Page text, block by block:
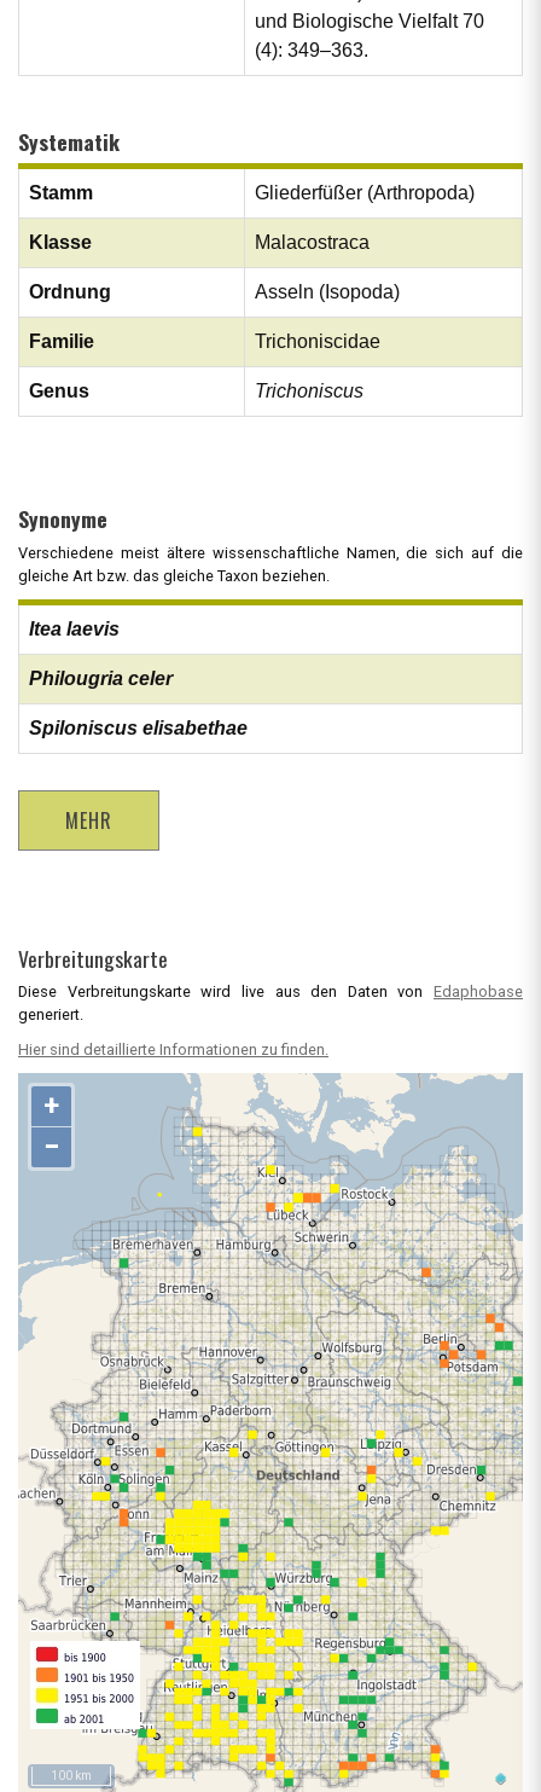
und Biologische Vielfalt 70
(4): 349–363.
Systematik
Stamm Gliederfüßer (Arthropoda)
Klasse Malacostraca
Ordnung Asseln (Isopoda)
Familie Trichoniscidae
Genus Trichoniscus
Synonyme
Verschiedene meist ältere wissenschaftliche Namen, die sich auf die
gleiche Art bzw. das gleiche Taxon beziehen.
Itea laevis
Philougria celer
Spiloniscus elisabethae
MEHR
Verbreitungskarte
Diese Verbreitungskarte wird live aus den Daten von Edaphobase
generiert.
Hier sind detaillierte Informationen zu finden.
+
−
100 km